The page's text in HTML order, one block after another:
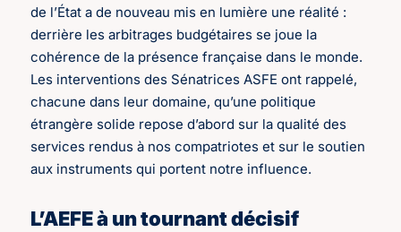
de l’État a de nouveau mis en lumière une réalité :
derrière les arbitrages budgétaires se joue la
cohérence de la présence française dans le monde.
Les interventions des Sénatrices ASFE ont rappelé,
chacune dans leur domaine, qu’une politique
étrangère solide repose d’abord sur la qualité des
services rendus à nos compatriotes et sur le soutien
aux instruments qui portent notre influence.
L’AEFE à un tournant décisif